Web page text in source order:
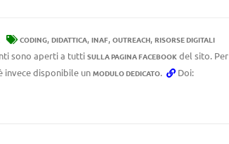
CODING, DIDATTICA, INAF, OUTREACH, RISORSE DIGITALI
sono aperti a tuttiSULLA PAGINA FACEBOOKdel sito. Per
invece disponibile un MODULO DEDICATO. Doi: